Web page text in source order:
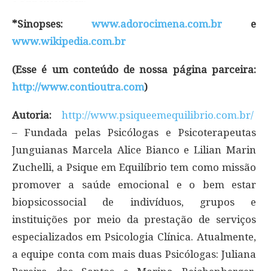
*Sinopses: www.adorocimena.com.br e
www.wikipedia.com.br
(Esse é um conteúdo de nossa página parceira:
http://www.contioutra.com)
Autoria:
http://www.psiqueemequilibrio.com.br/
– Fundada pelas Psicólogas e Psicoterapeutas
Junguianas Marcela Alice Bianco e Lilian Marin
Zuchelli, a Psique em Equilíbrio tem como missão
promover a saúde emocional e o bem estar
biopsicossocial de indivíduos, grupos e
instituições por meio da prestação de serviços
especializados em Psicologia Clínica. Atualmente,
a equipe conta com mais duas Psicólogas: Juliana